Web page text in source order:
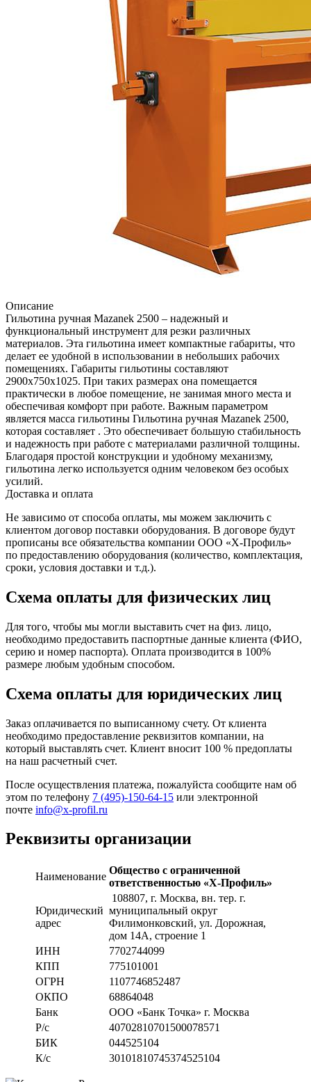
Описание
Гильотина ручная Mazanek 2500 – надежный и
функциональный инструмент для резки различных
материалов. Эта гильотина имеет компактные габариты, что
делает ее удобной в использовании в небольших рабочих
помещениях. Габариты гильотины составляют
2900х750х1025. При таких размерах она помещается
практически в любое помещение, не занимая много места и
обеспечивая комфорт при работе. Важным параметром
является масса гильотины Гильотина ручная Mazanek 2500,
которая составляет . Это обеспечивает большую стабильность
и надежность при работе с материалами различной толщины.
Благодаря простой конструкции и удобному механизму,
гильотина легко используется одним человеком без особых
усилий.
Доставка и оплата
Не зависимо от способа оплаты, мы можем заключить с
клиентом договор поставки оборудования. В договоре будут
прописаны все обязательства компании ООО «Х-Профиль»
по предоставлению оборудования (количество, комплектация,
сроки, условия доставки и т.д.).
Схема оплаты для физических лиц
Для того, чтобы мы могли выставить счет на физ. лицо,
необходимо предоставить паспортные данные клиента (ФИО,
серию и номер паспорта). Оплата производится в 100%
размере любым удобным способом.
Схема оплаты для юридических лиц
Заказ оплачивается по выписанному счету. От клиента
необходимо предоставление реквизитов компании, на
который выставлять счет. Клиент вносит 100 % предоплаты
на наш расчетный счет.
После осуществления платежа, пожалуйста сообщите нам об
этом по телефону 7 (495)-150-64-15 или электронной
почте info@x-profil.ru
Реквизиты организации
Наименование
Общество с ограниченной
ответственностью «Х-Профиль»
Юридический
адрес
108807, г. Москва, вн. тер. г.
муниципальный округ
Филимонковский, ул. Дорожная,
дом 14А, строение 1
ИНН
7702744099
КПП
775101001
ОГРН
1107746852487
ОКПО
68864048
Банк
ООО «Банк Точка» г. Москва
Р/с
40702810701500078571
БИК
044525104
К/с
30101810745374525104